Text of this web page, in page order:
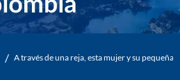
/ A través de una reja, esta mujer y su